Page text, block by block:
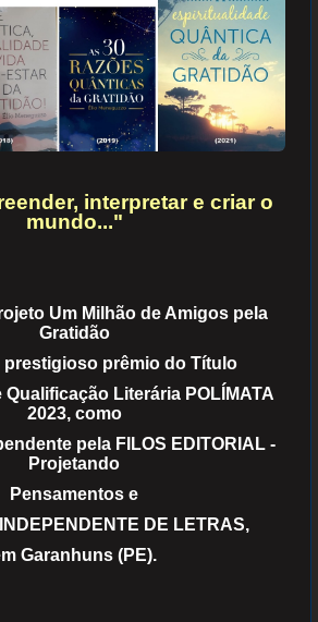
interpretar e criar o
mundo..."
Um Milhão de Amigos pela
Gratidão
prestigioso prêmio do Título
Qualificação Literária POLÍMATA
2023, como
pela FILOS EDITORIAL -
Projetando
Pensamentos e
DE LETRAS,
Garanhuns (PE).